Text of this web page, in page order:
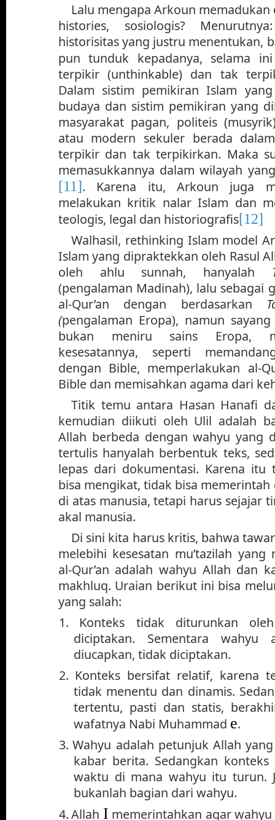
Lalu mengapa Arkoun
histories, sosiologis?
historisitas yang justru menentukan,
pun tunduk kepadanya, selama
terpikir (unthinkable) dan tak
Dalam sistim pemikiran Islam yang
budaya dan sistim pemikiran yang
masyarakat pagan, politeis
atau modern sekuler berada
terpikir dan tak terpikirkan. Maka
memasukkannya dalam wilayah
[11]. Karena itu, Arkoun juga
melakukan kritik nalar Islam dan
teologis, legal dan historiografis[12]
Walhasil, rethinking Islam model
Islam yang dipraktekkan oleh Rasul
oleh ahlu sunnah, hanyalah
(pengalaman Madinah), lalu sebagai
al-Qur’an dengan berdasarkan
(pengalaman Eropa), namun
bukan meniru sains Eropa,
kesesatannya,
seperti
dengan Bible, memperlakukan al-
Bible dan memisahkan agama dari
Titik temu antara Hasan Hanafi
kemudian diikuti oleh Ulil adalah
Allah berbeda dengan wahyu yang
tertulis hanyalah berbentuk teks,
lepas dari dokumentasi. Karena itu
bisa mengikat, tidak bisa
di atas manusia, tetapi harus sejajar
akal manusia.
Di sini kita harus kritis, bahwa
melebihi kesesatan mu’tazilah yang
al-Qur’an adalah wahyu Allah dan
makhluq. Uraian berikut ini bisa
yang salah:
1.
Konteks tidak diturunkan
diciptakan. Sementara wahyu
diucapkan, tidak diciptakan.
2. Konteks bersifat relatif, karena
tidak menentu dan dinamis.
tertentu, pasti dan statis,
wafatnya Nabi Muhammad e.
3. Wahyu adalah petunjuk Allah
kabar berita. Sedangkan
waktu di mana wahyu itu turun.
bukanlah bagian dari wahyu.
4.Allah I memerintahkan agar